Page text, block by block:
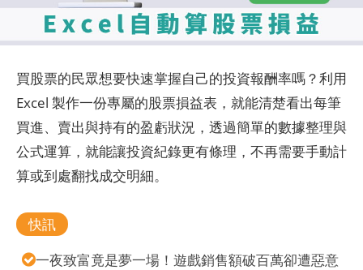
買股票的民眾想要快速掌握自己的投資報酬率嗎？利用
Excel 製作一份專屬的股票損益表，就能清楚看出每筆
買進、賣出與持有的盈虧狀況，透過簡單的數據整理與
公式運算，就能讓投資紀錄更有條理，不再需要手動計
算或到處翻找成交明細。
快訊
一夜致富竟是夢一場！遊戲銷售額破百萬卻遭惡意